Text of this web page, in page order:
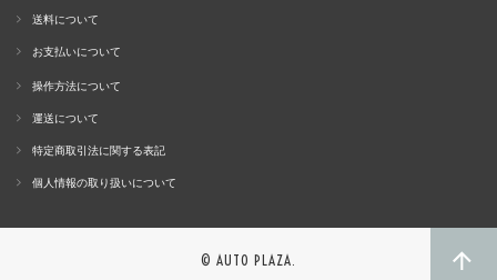
送料について
お支払いについて
操作方法について
運送について
特定商取引法に関する表記
個人情報の取り扱いについて
© AUTO PLAZA.